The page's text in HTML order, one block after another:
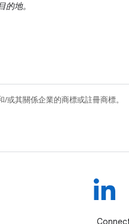
地。
其關係企業的商標或註冊商標。